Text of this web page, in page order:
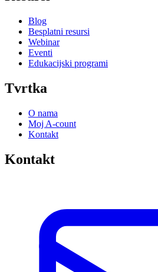
Blog
Besplatni resursi
Webinar
Eventi
Edukacijski programi
Tvrtka
O nama
Moj A-count
Kontakt
Kontakt